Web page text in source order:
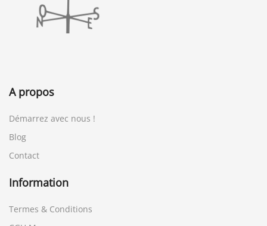
A propos
Démarrez avec nous !
Blog
Contact
Information
Termes & Conditions